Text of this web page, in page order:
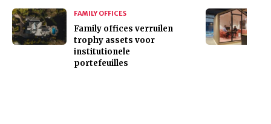
FAMILY OFFICES
Family offices verruilen
trophy assets voor
institutionele
portefeuilles